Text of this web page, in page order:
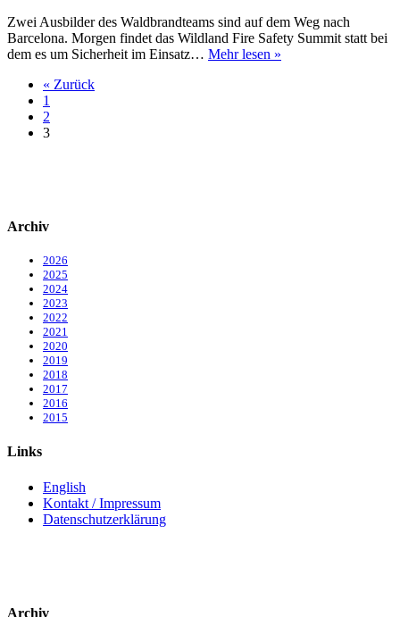
Zwei Ausbilder des Waldbrandteams sind auf dem Weg nach
Barcelona. Morgen findet das Wildland Fire Safety Summit statt bei
dem es um Sicherheit im Einsatz… Mehr lesen »
« Zurück
1
2
3
Archiv
2026
2025
2024
2023
2022
2021
2020
2019
2018
2017
2016
2015
Links
English
Kontakt / Impressum
Datenschutzerklärung
Archiv